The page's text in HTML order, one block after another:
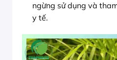
ngừng sử dụng và
y tế.